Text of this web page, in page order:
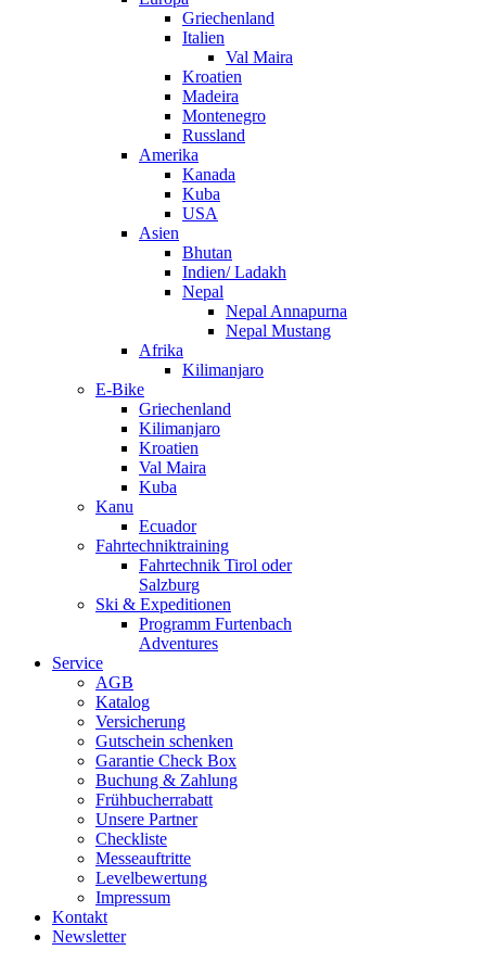
Griechenland
Italien
Val Maira
Kroatien
Madeira
Montenegro
Russland
Amerika
Kanada
Kuba
USA
Asien
Bhutan
Indien/ Ladakh
Nepal
Nepal Annapurna
Nepal Mustang
Afrika
Kilimanjaro
E-Bike
Griechenland
Kilimanjaro
Kroatien
Val Maira
Kuba
Kanu
Ecuador
Fahrtechniktraining
Fahrtechnik Tirol oder
Salzburg
Ski & Expeditionen
Programm Furtenbach
Adventures
Service
AGB
Katalog
Versicherung
Gutschein schenken
Garantie Check Box
Buchung & Zahlung
Frühbucherrabatt
Unsere Partner
Checkliste
Messeauftritte
Levelbewertung
Impressum
Kontakt
Newsletter